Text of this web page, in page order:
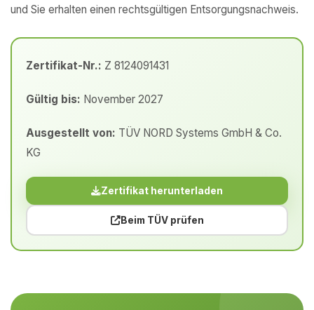
und Sie erhalten einen rechtsgültigen Entsorgungsnachweis.
Zertifikat-Nr.: Z 8124091431
Gültig bis: November 2027
Ausgestellt von: TÜV NORD Systems GmbH & Co.
KG
Zertifikat herunterladen
Beim TÜV prüfen